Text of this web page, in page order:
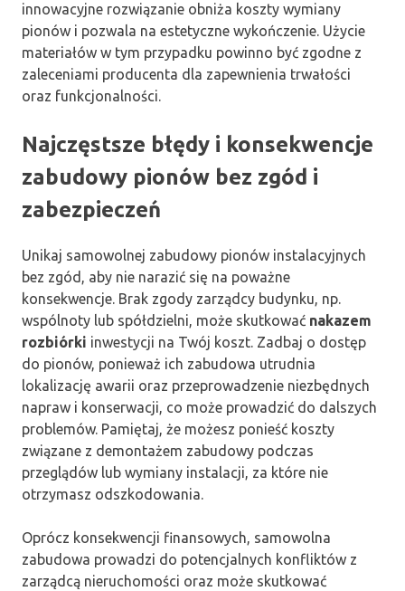
innowacyjne rozwiązanie obniża koszty wymiany
pionów i pozwala na estetyczne wykończenie. Użycie
materiałów w tym przypadku powinno być zgodne z
zaleceniami producenta dla zapewnienia trwałości
oraz funkcjonalności.
Najczęstsze błędy i konsekwencje
zabudowy pionów bez zgód i
zabezpieczeń
Unikaj samowolnej zabudowy pionów instalacyjnych
bez zgód, aby nie narazić się na poważne
konsekwencje. Brak zgody zarządcy budynku, np.
wspólnoty lub spółdzielni, może skutkować nakazem
rozbiórki inwestycji na Twój koszt. Zadbaj o dostęp
do pionów, ponieważ ich zabudowa utrudnia
lokalizację awarii oraz przeprowadzenie niezbędnych
napraw i konserwacji, co może prowadzić do dalszych
problemów. Pamiętaj, że możesz ponieść koszty
związane z demontażem zabudowy podczas
przeglądów lub wymiany instalacji, za które nie
otrzymasz odszkodowania.
Oprócz konsekwencji finansowych, samowolna
zabudowa prowadzi do potencjalnych konfliktów z
zarządcą nieruchomości oraz może skutkować